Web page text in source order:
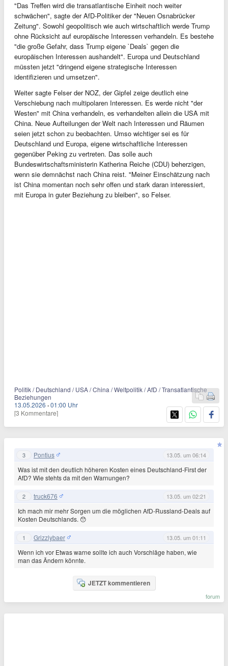
"Das Treffen wird die transatlantische Einheit noch weiter
schwächen", sagte der AfD-Politiker der "Neuen Osnabrücker
Zeitung". Sowohl geopolitisch wie auch wirtschaftlich werde Trump
ohne Rücksicht auf europäische Interessen verhandeln. Es bestehe
"die große Gefahr, dass Trump eigene `Deals` gegen die
europäischen Interessen aushandelt". Europa und Deutschland
müssten jetzt "dringend eigene strategische Interessen
identifizieren und umsetzen".
Weiter sagte Felser der NOZ, der Gipfel zeige deutlich eine
Verschiebung nach multipolaren Interessen. Es werde nicht "der
Westen" mit China verhandeln, es verhandelten allein die USA mit
China. Neue Aufteilungen der Welt nach Interessen und Räumen
seien jetzt schon zu beobachten. Umso wichtiger sei es für
Deutschland und Europa, eigene wirtschaftliche Interessen
gegenüber Peking zu vertreten. Das solle auch
Bundeswirtschaftsministerin Katherina Reiche (CDU) beherzigen,
wenn sie demnächst nach China reist. "Meiner Einschätzung nach
ist China momentan noch sehr offen und stark daran interessiert,
mit Europa in guter Beziehung zu bleiben", so Felser.
Politik / Deutschland / USA / China / Weltpolitik / AfD / Transatlantische
Beziehungen
13.05.2026 ·01:00 Uhr
[3 Kommentare]
3 Pontius 13.05. um 06:14
Was ist mit den deutlich höheren Kosten eines Deutschland-First der
AfD? Wie stehts da mit den Warnungen?
2 truck676 13.05. um 02:21
Ich mach mir mehr Sorgen um die möglichen AfD-Russland-Deals auf
Kosten Deutschlands. 😯
1 Grizzlybaer 13.05. um 01:11
Wenn ich vor Etwas warne sollte ich auch Vorschläge haben, wie
man das Ändern könnte.
JETZT kommentieren
forum